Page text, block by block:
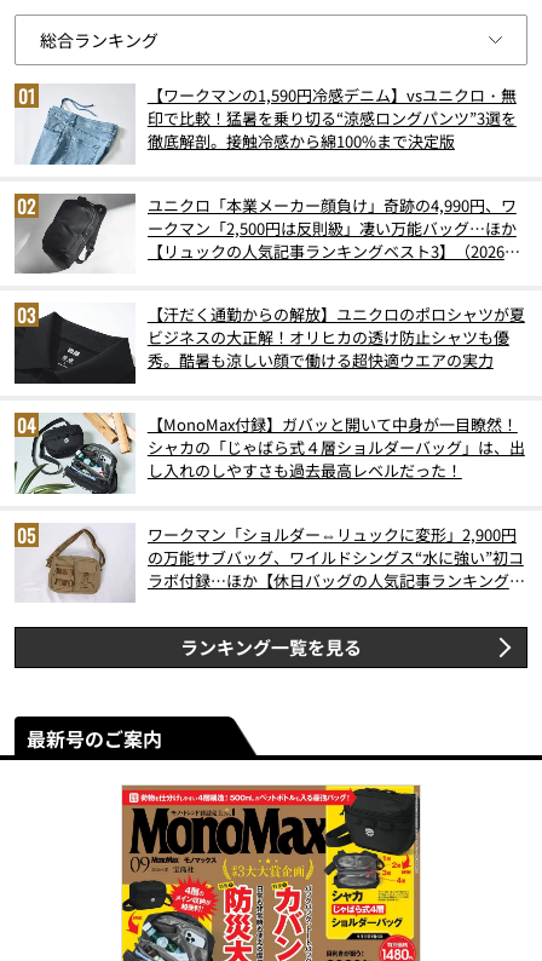
【ワークマンの1,590円冷感デニム】vsユニクロ・無
印で比較！猛暑を乗り切る“涼感ロングパンツ”3選を
徹底解剖。接触冷感から綿100%まで決定版
ユニクロ「本業メーカー顔負け」奇跡の4,990円、ワ
ークマン「2,500円は反則級」凄い万能バッグ…ほか
【リュックの人気記事ランキングベスト3】（2026年
【汗だく通勤からの解放】ユニクロのポロシャツが夏
ビジネスの大正解！オリヒカの透け防止シャツも優
秀。酷暑も涼しい顔で働ける超快適ウエアの実力
【MonoMax付録】ガバッと開いて中身が一目瞭然！
シャカの「じゃばら式４層ショルダーバッグ」は、出
し入れのしやすさも過去最高レベルだった！
ワークマン「ショルダー⇔リュックに変形」2,900円
の万能サブバッグ、ワイルドシングス“水に強い”初コ
ラボ付録…ほか【休日バッグの人気記事ランキングベ
ランキング一覧を見る
最新号のご案内